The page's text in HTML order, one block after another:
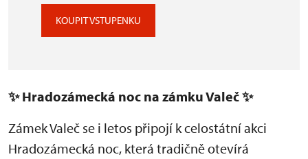
KOUPIT VSTUPENKU
✨Hradozámecká noc na zámku Valeč✨
Zámek Valeč se i letos připojí k celostátní akci
Hradozámecká noc, která tradičně otevírá